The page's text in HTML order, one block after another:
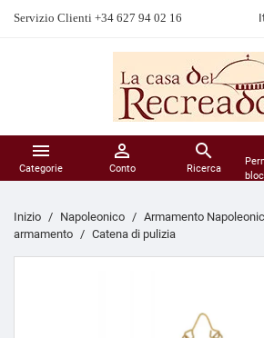
Servizio Clienti +34 627 94 02 16

Categorie

Conto

Ricerca
Inizio Napoleonico Armamento
armamento
Catena di pulizia